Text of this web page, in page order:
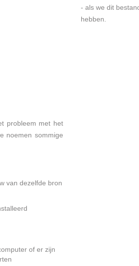
probleem met het
noemen sommige
van dezelfde bron
of er zijn
- als we dit
hebben.